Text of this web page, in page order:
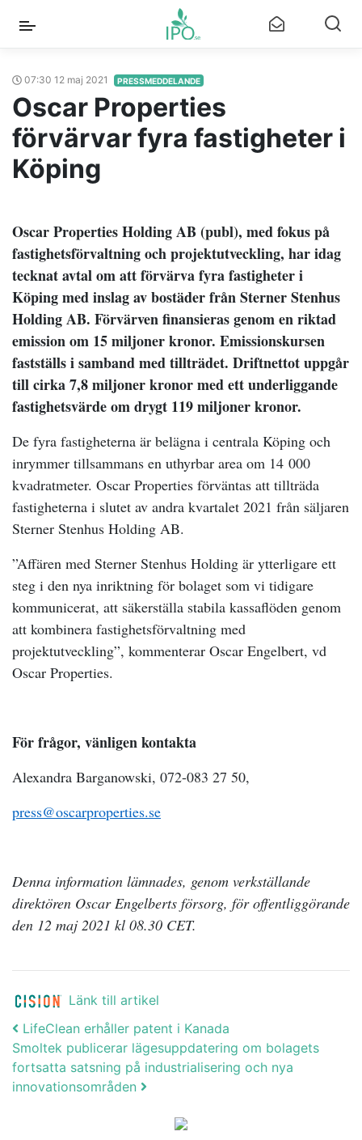
07:30 12 maj 2021 PRESSMEDDELANDE
Oscar Properties
förvärvar fyra fastigheter i
Köping
Oscar Properties Holding AB (publ), med fokus på
fastighetsförvaltning och projektutveckling, har idag
tecknat avtal om att förvärva fyra fastigheter i
Köping med inslag av bostäder från Sterner Stenhus
Holding AB. Förvärven finansieras genom en riktad
emission om 15 miljoner kronor. Emissionskursen
fastställs i samband med tillträdet. Driftnettot uppgår
till cirka 7,8 miljoner kronor med ett underliggande
fastighetsvärde om drygt 119 miljoner kronor.
De fyra fastigheterna är belägna i centrala Köping och
inrymmer tillsammans en uthyrbar area om 14 000
kvadratmeter. Oscar Properties förväntas att tillträda
fastigheterna i slutet av andra kvartalet 2021 från säljaren
Sterner Stenhus Holding AB.
”Affären med Sterner Stenhus Holding är ytterligare ett
steg i den nya inriktning för bolaget som vi tidigare
kommunicerat, att säkerställa stabila kassaflöden genom
att kombinera fastighetsförvaltning med
projektutveckling”, kommenterar Oscar Engelbert, vd
Oscar Properties.
För frågor, vänligen kontakta
Alexandra Barganowski, 072-083 27 50,
press@oscarproperties.se
Denna information lämnades, genom verkställande
direktören Oscar Engelberts försorg, för offentliggörande
den 12 maj 2021 kl 08.30 CET.
Länk till artikel
Post navigation
LifeClean erhåller patent i Kanada
Smoltek publicerar lägesuppdatering om bolagets
fortsatta satsning på industrialisering och nya
innovationsområden